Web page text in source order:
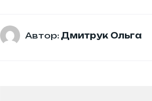
Автор: Дмитрук Ольга